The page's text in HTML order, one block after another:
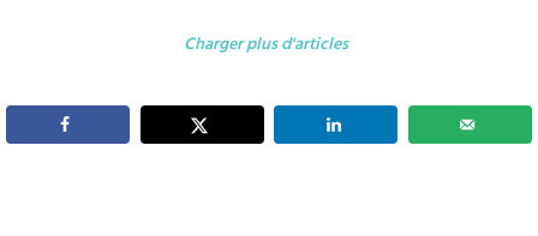
Charger plus d'articles